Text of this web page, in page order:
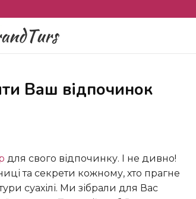
для свого відпочинку. І не дивно!
та секрети кожному, хто прагне
суахілі. Ми зібрали для Вас